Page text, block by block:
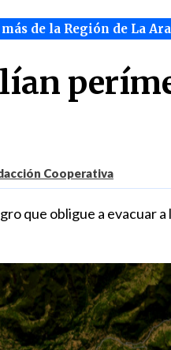
de la Región de La
Cooperativa
que obligue a evacuar a